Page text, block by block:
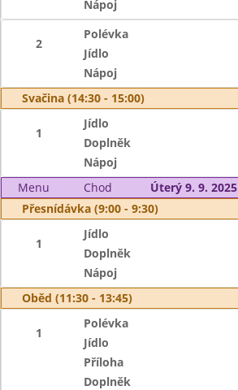
Nápoj
2
Polévka
Jídlo
Nápoj
Svačina (14:30 - 15:00)
1
Jídlo
Doplněk
Nápoj
Menu
Chod
Úterý 9. 9. 2025
Přesnídávka (9:00 - 9:30)
1
Jídlo
Doplněk
Nápoj
Oběd (11:30 - 13:45)
1
Polévka
Jídlo
Příloha
Doplněk